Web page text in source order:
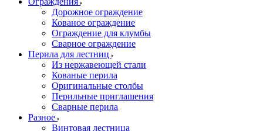
Дорожное ограждение
Кованое ограждение
Ограждение для клумбы
Сварное ограждение
Перила для лестниц
Из нержавеющей стали
Кованые перила
Оригинальные столбы
Перильные приглашения
Сварные перила
Разное
Винтовая лестница